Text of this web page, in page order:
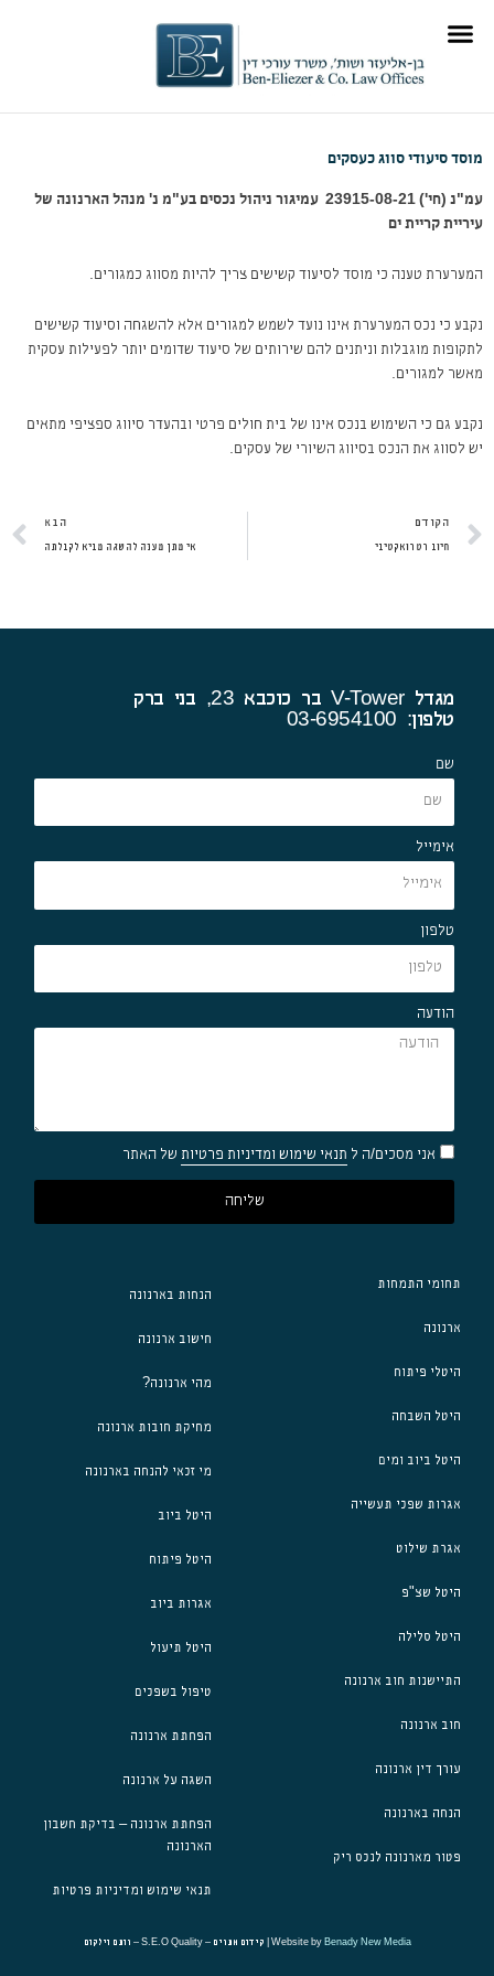
לתוכן
מוסד סיעודי סווג כעסקים
עמ"נ (חי') 23915-08-21‏ ‏ עמיגור ניהול נכסים בע"מ נ' מנהל הארנונה של
עיריית קריית ים
המערערת טענה כי מוסד לסיעוד קשישים צריך להיות מסווג כמגורים.
נקבע כי נכס המערערת אינו נועד לשמש למגורים אלא להשגחה וסיעוד קשישים
לתקופות מוגבלות וניתנים להם שירותים של סיעוד שדומים יותר לפעילות עסקית
מאשר למגורים.
נקבע גם כי השימוש בנכס אינו של בית חולים פרטי ובהעדר סיווג ספציפי מתאים
יש לסווג את הנכס בסיווג השיורי של עסקים.
קודם
הקודם
חיוב רטרואקטיבי
הבא
אי מתן מענה להשגה מביא לקבלתה
מגדל V-Tower בר כוכבא 23, בני ברק
טלפון: 03-6954100
שם
אימייל
טלפון
הודעה
אני מסכים/ה ל תנאי שימוש ומדיניות פרטיות של האתר
שליחה
תחומי התמחות
ארנונה
היטלי פיתוח
היטל השבחה
היטל ביוב ומים
אגרות שפכי תעשייה
אגרת שילוט
היטל שצ"פ
היטל סלילה
התיישנות חוב ארנונה
חוב ארנונה
עורך דין ארנונה
הנחה בארנונה
פטור מארנונה לנכס ריק
הנחות בארנונה
חישוב ארנונה
מהי ארנונה?
מחיקת חובות ארנונה
מי זכאי להנחה בארנונה
היטל ביוב
היטל פיתוח
אגרות ביוב
היטל תיעול
טיפול בשפכים
הפחתת ארנונה
השגה על ארנונה
הפחתת ארנונה – בדיקת חשבון
הארנונה
תנאי שימוש ומדיניות פרטיות
Website by Benady New Media | קידום אתרים – S.E.O Quality – רותם וילקום